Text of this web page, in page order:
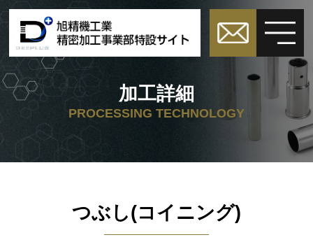
加工詳細
PROCESSING TECHNOLOGY
つぶし(コイニング)